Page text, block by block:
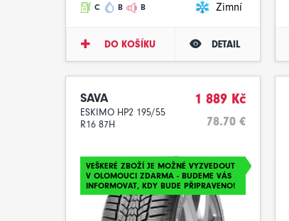
C B B Zimní
DO KOŠÍKU DETAIL
SAVA
ESKIMO HP2 195/55
R16 87H
1 889 Kč
78.70 €
VEŠKERÉ ZBOŽÍ JE MOŽNÉ VYZVEDOUT
V OLOMOUCI ZDARMA - BUDEME VÁS
INFORMOVAT, KDY BUDE PŘIPRAVENO!